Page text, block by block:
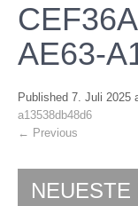
AE63-
Published 7. Juli 2025
a13538db48d6
← Previous